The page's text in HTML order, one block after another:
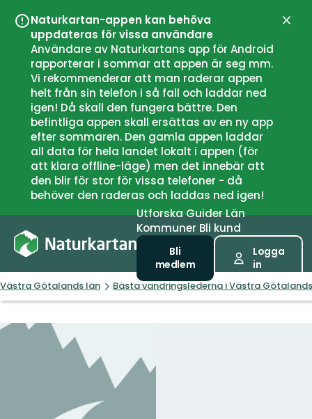
Naturkartan-appen kan behöva
uppdateras för vissa användare
Användare av Naturkartans app för Android
rapporterar i sommar att appen är seg mm.
Vi rekommenderar att man raderar appen
helt från sin telefon i så fall och laddar ned
igen! Då skall den fungera bättre. Den
befintliga appen skall ersättas av en ny app
efter sommaren. Den gamla appen laddar
all data för hela landet lokalt i appen (för
att klara offline-läge) men det innebär att
den blir för stor för vissa telefoner - då
behöver den raderas och laddas ned igen!
UtforskaGuiderLän
Kommuner Bli kund
Bli
medlem
Logga
in
Västra Götalands län Bästa vandringslederna i Västra